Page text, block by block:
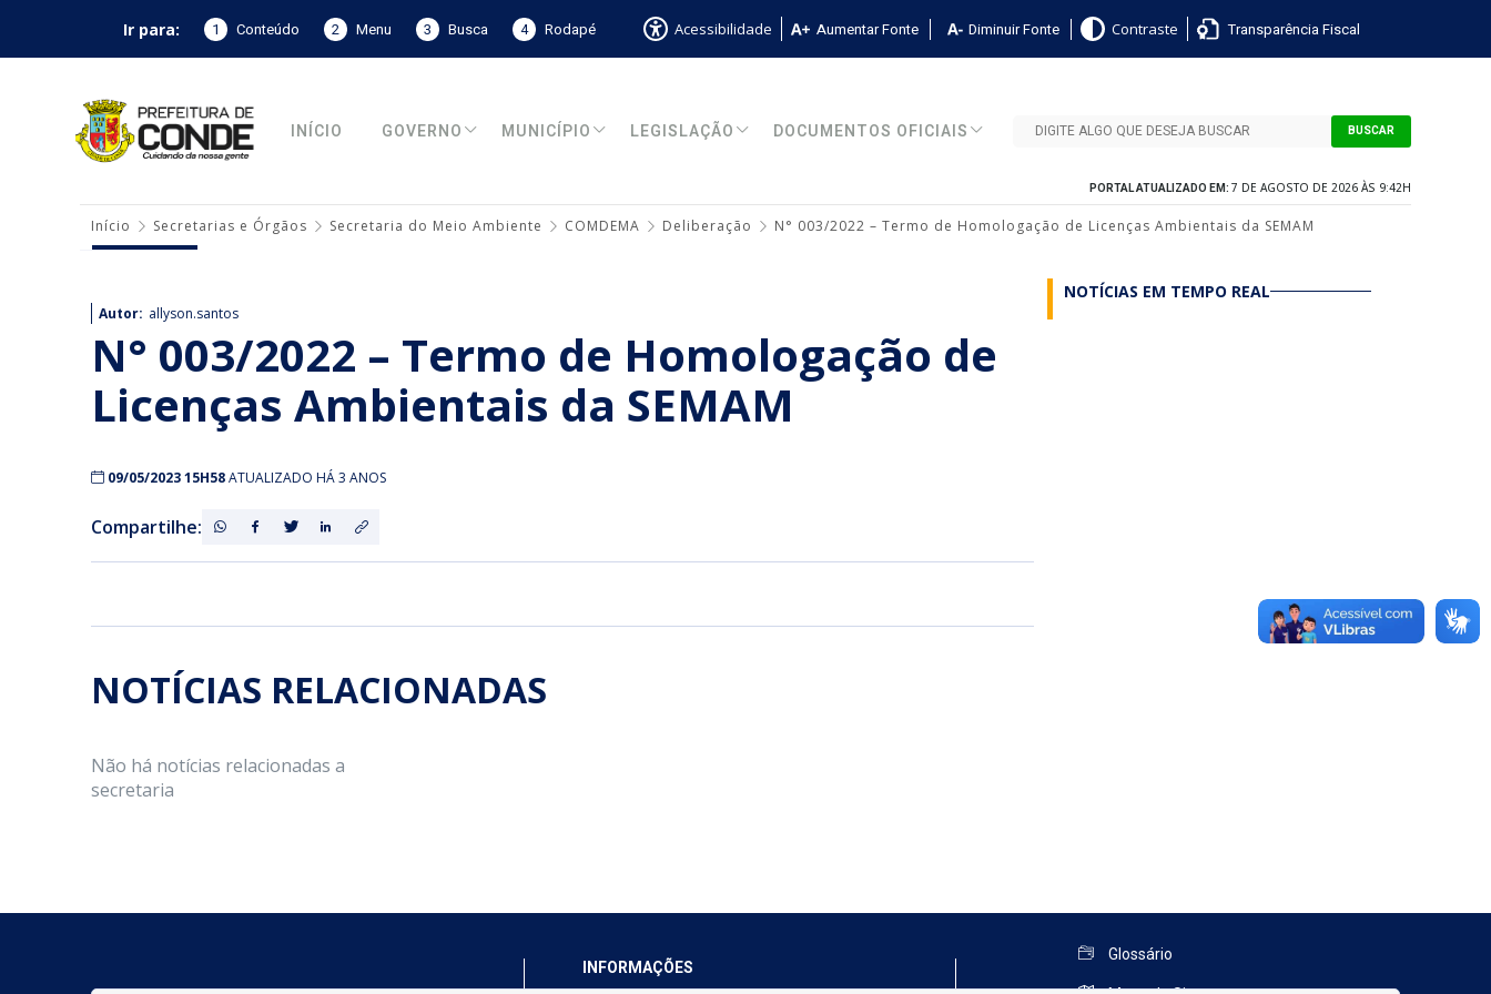
Ir para: 1 Conteúdo 2 Menu 3 Busca 4 Rodapé Acessibilidade Aumentar Fonte Diminuir Fonte Contraste Transparência Fiscal
INÍCIO GOVERNO MUNICÍPIO LEGISLAÇÃO DOCUMENTOS OFICIAIS BUSCAR
PORTAL ATUALIZADO EM: 7 DE AGOSTO DE 2026 ÀS 9:42H
Início Secretarias e Órgãos Secretaria do Meio Ambiente COMDEMA Deliberação N° 003/2022 – Termo de Homologação de Licenças Ambientais da SEMAM
Autor: allyson.santos
N° 003/2022 – Termo de Homologação de
Licenças Ambientais da SEMAM
09/05/2023 15H58ATUALIZADO HÁ 3 ANOS
Compartilhe:
NOTÍCIAS RELACIONADAS
Não há notícias relacionadas a
secretaria
NOTÍCIAS EM TEMPO REAL
INFORMAÇÕES
Glossário